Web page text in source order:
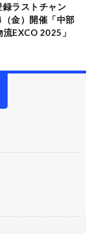
録ラストチャン
金）開催「中部
流EXCO 2025」